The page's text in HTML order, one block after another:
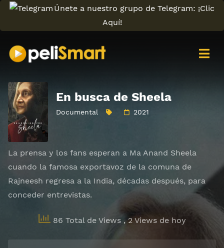
Únete a nuestro grupo de Telegram: ¡Clic
Aquí!
En busca de Sheela
Documental 2021
La prensa y los fans esperan a Ma Anand Sheela
cuando la famosa exportavoz de la comuna de
Rajneesh regresa a la India, décadas después, para
conceder entrevistas.
86 Total de Views , 2 Views de hoy